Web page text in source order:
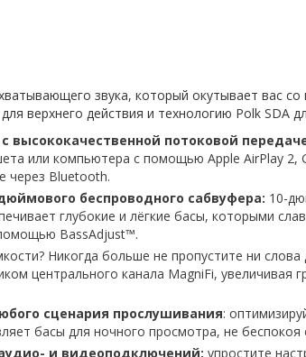
звука, который окутывает вас со
верхнего действия и технологию Polk SDA
высококачественной потоковой
или компьютера с помощью Apple AirPlay
через Bluetooth.
беспроводного сабвуфера: 10-
глубокие и лёгкие басы, которыми
BassAdjust™.
Никогда больше не пропустите ни
центрального канала MagniFi, увеличивая
сценария прослушивания:
басы для ночного просмотра, не беспокоя
и видеоподключений: упростите